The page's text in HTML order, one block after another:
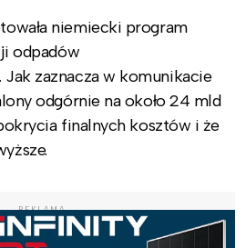
niemiecki program
odpadów
zaznacza w komunikacie
odgórnie na około 24 mld
finalnych kosztów i że
REKLAMA